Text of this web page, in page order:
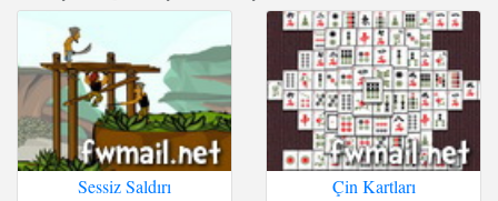
Sessiz Saldırı Çin Kartları